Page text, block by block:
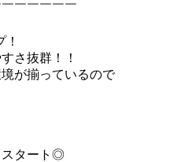
￣￣￣￣￣
さ抜群！！
が揃っているので
スタート◎